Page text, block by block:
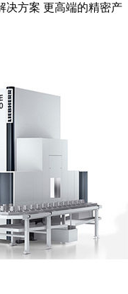
决方案 更高端的精密产